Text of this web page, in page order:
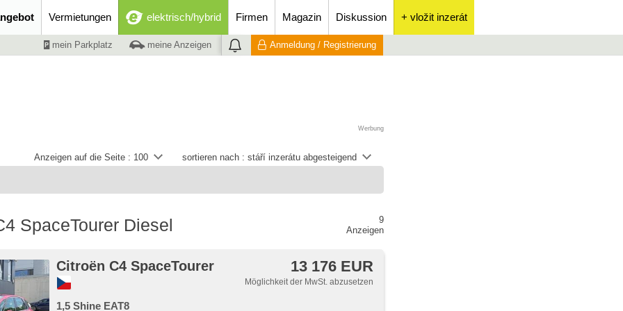
Vermietungen elektrisch/hybrid Firmen Magazin Diskussion + vložit inzerát
mein Parkplatz meine Anzeigen Anmeldung / Registrierung
Werbung
sortieren nach : stáří inzerátu abgesteigend
Anzeigen auf die Seite : 100
SpaceTourer Diesel
9
Anzeigen
Citroën C4 SpaceTourer 13 176 EUR
Möglichkeit der MwSt. abzusetzen
1,5 Shine EAT8